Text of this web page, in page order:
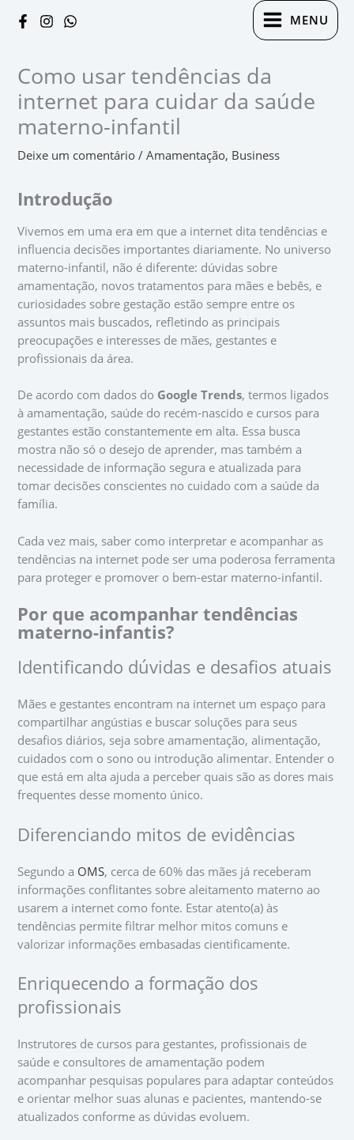
para
MENU
Como usar tendências da
internet para cuidar da saúde
materno-infantil
Deixe um comentário /Amamentação, Business
Introdução
Vivemos em uma era em que a internet dita tendências e
influencia decisões importantes diariamente. No universo
materno-infantil, não é diferente: dúvidas sobre
amamentação, novos tratamentos para mães e bebês, e
curiosidades sobre gestação estão sempre entre os
assuntos mais buscados, refletindo as principais
preocupações e interesses de mães, gestantes e
profissionais da área.
De acordo com dados do Google Trends, termos ligados
à amamentação, saúde do recém-nascido e cursos para
gestantes estão constantemente em alta. Essa busca
mostra não só o desejo de aprender, mas também a
necessidade de informação segura e atualizada para
tomar decisões conscientes no cuidado com a saúde da
família.
Cada vez mais, saber como interpretar e acompanhar as
tendências na internet pode ser uma poderosa ferramenta
para proteger e promover o bem-estar materno-infantil.
Por que acompanhar tendências
materno-infantis?
Identificando dúvidas e desafios atuais
Mães e gestantes encontram na internet um espaço para
compartilhar angústias e buscar soluções para seus
desafios diários, seja sobre amamentação, alimentação,
cuidados com o sono ou introdução alimentar. Entender o
que está em alta ajuda a perceber quais são as dores mais
frequentes desse momento único.
Diferenciando mitos de evidências
Segundo a OMS, cerca de 60% das mães já receberam
informações conflitantes sobre aleitamento materno ao
usarem a internet como fonte. Estar atento(a) às
tendências permite filtrar melhor mitos comuns e
valorizar informações embasadas cientificamente.
Enriquecendo a formação dos
profissionais
Instrutores de cursos para gestantes, profissionais de
saúde e consultores de amamentação podem
acompanhar pesquisas populares para adaptar conteúdos
e orientar melhor suas alunas e pacientes, mantendo-se
atualizados conforme as dúvidas evoluem.
aqui...